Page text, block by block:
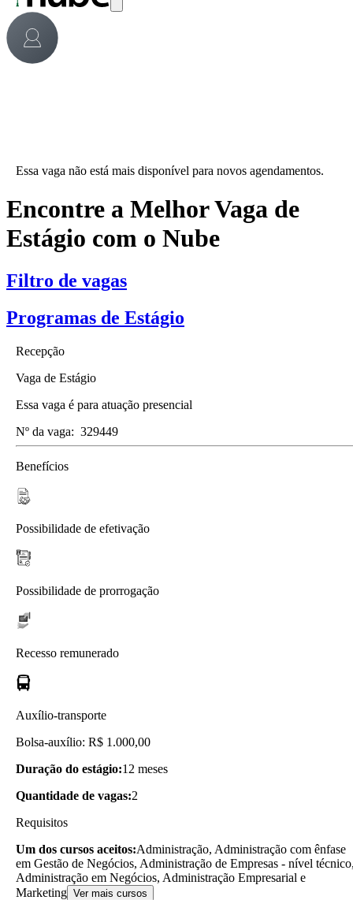
Essa vaga não está mais disponível para novos agendamentos.
Encontre a Melhor Vaga de
Estágio com o Nube
Filtro de vagas
Programas de Estágio
Recepção
Vaga de Estágio
Essa vaga é para atuação presencial
Nº da vaga: 329449
Benefícios
Possibilidade de efetivação
Possibilidade de prorrogação
Recesso remunerado
Auxílio-transporte
Bolsa-auxílio: R$ 1.000,00
Duração do estágio:12 meses
Quantidade de vagas:2
Requisitos
Um dos cursos aceitos:Administração, Administração com ênfase
em Gestão de Negócios, Administração de Empresas - nível
Administração em Negócios, Administração Empresarial e
Marketing Ver mais cursos